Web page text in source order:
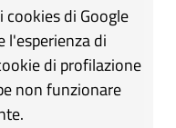
di Google
l'esperienza di
di profilazione
non funzionare